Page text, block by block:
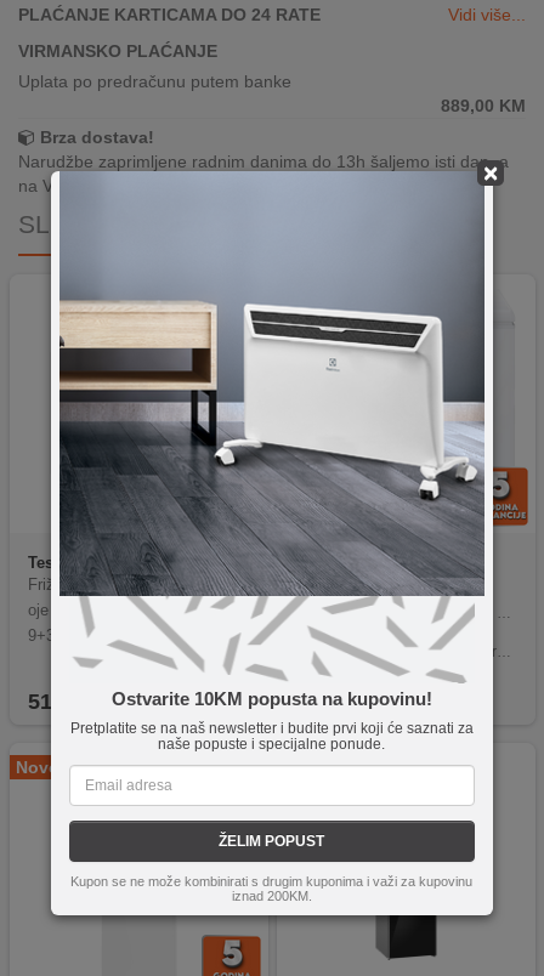
×
Ostvarite 10KM popusta na kupovinu!
Pretplatite se na naš newsletter i budite prvi koji će saznati za
naše popuste i specijalne ponude.
ŽELIM POPUST
Kupon se ne može kombinirati s drugim kuponima i važi za kupovinu
iznad 200KM.
PLAĆANJE KARTICAMA DO 24 RATE
Vidi više...
VIRMANSKO PLAĆANJE
Uplata po predračunu putem banke
889,00 KM
Brza dostava!
Narudžbe zaprimljene radnim danima do 13h šaljemo isti dan, a
na Vašoj adresi paket je već za 24–48h.
SLIČNI PROIZVODI
Tesla
RD2101HSE
Frižider TESLA RD2101HSE dv
oje vrata/samootapaju?i/A+/16
9+37L/143X54,5X55,5cm/Siva
512,90 KM
Candy CCHH 200E
Neto kapacitet od 196 litara
Kapacitet zamrzavanja do 9 kg u 24 sata
Tih rad od samo 39 dB
Jednostavno mehaničko upravljanje
Korpa za lakšu organizaciju zamrznutih namirnica
449,00KM
Novo